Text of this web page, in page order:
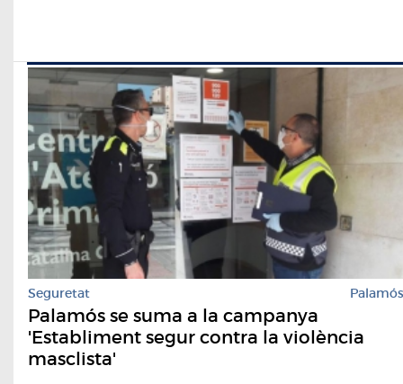
Seguretat Palamós
Palamós se suma a la campanya
'Establiment segur contra la violència
masclista'